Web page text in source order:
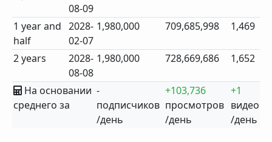
08-09
1 year and
half
2028-
02-07
1,980,000 709,685,998 1,469
2 years
2028-
08-08
1,980,000 728,669,686 1,652
На основании
среднего за
-
подписчиков
/день
+103,736
просмотров
/день
+1
видео
/день